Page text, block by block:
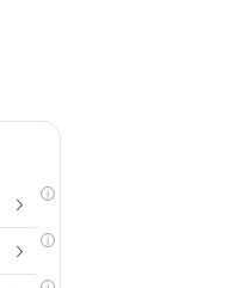
i
i